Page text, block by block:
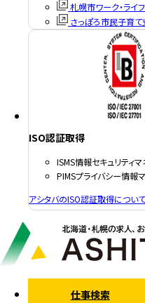
札幌市ワーク・ライ
さっぽろ市民子育
ISO認証取得
ISMS情報セキュリティ
PIMSプライバシー情報
アシタバのISO認証取得について
仕事検索